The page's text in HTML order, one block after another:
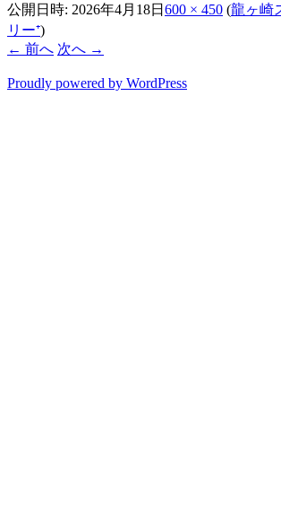
公開日時: 2026年4月18日 600 × 450 (龍ヶ崎
リー⁺)
← 前へ 次へ →
Proudly powered by WordPress